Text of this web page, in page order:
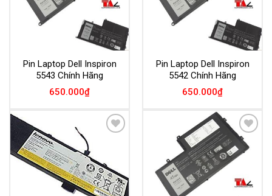
Pin Laptop Dell Inspiron
5543 Chính Hãng
650.000₫
Pin Laptop Dell Inspiron
5542 Chính Hãng
650.000₫
Add to
Wishlist